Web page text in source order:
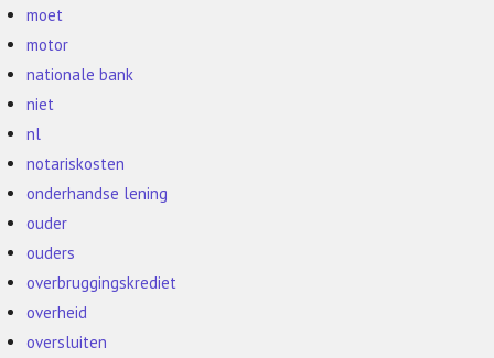
moet
motor
nationale bank
niet
nl
notariskosten
onderhandse lening
ouder
ouders
overbruggingskrediet
overheid
oversluiten